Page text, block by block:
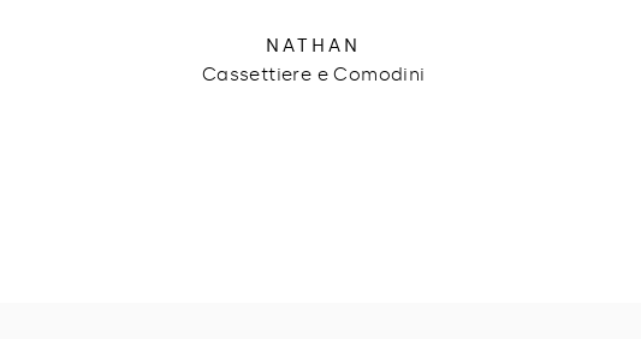
NATHAN
Cassettiere e Comodini